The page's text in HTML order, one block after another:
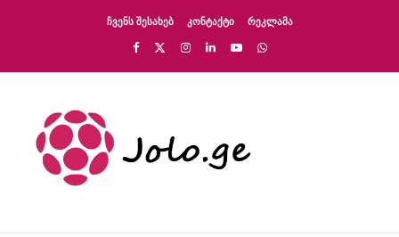
ᲩᲕᲔᲜᲡ ᲨᲔᲡᲐᲮᲔᲑ ᲙᲝᲜᲢᲐᲥᲢᲘ ᲠᲔᲙᲚᲐᲛᲐ